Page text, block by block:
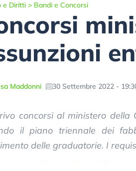
e Diritti > Bandi e Concorsi
Maddonni 30 Settembre 2022 -
concorsi al ministero della
il piano triennale dei
delle graduatorie. I